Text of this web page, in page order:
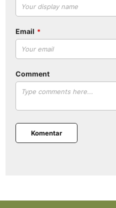
Email
Comment
Komentar